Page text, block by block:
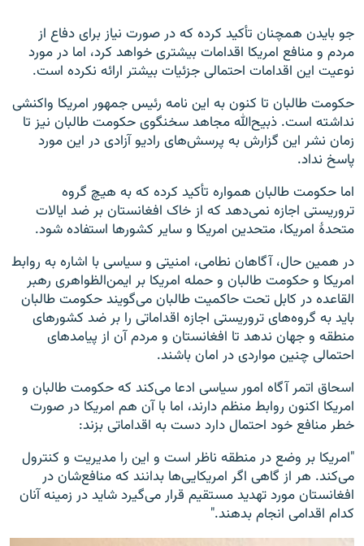
جو بایدن همچنان تأکید کرده که در صورت نیاز برای دفاع از
مردم و منافع امریکا اقدامات بیشتری خواهد کرد، اما در مورد
نوعیت این اقدامات احتمالی جزئیات بیشتر ارائه نکرده است.
حکومت طالبان تا کنون به این نامه رئیس جمهور امریکا واکنشی
نداشته است. ذبیح‌الله مجاهد سخنگوی حکومت طالبان نیز تا
زمان نشر این گزارش به پرسش‌های رادیو آزادی در این مورد
پاسخ نداد.
اما حکومت طالبان همواره تأکید کرده که به هیچ گروه
تروریستی اجازه نمی‌دهد که از خاک افغانستان بر ضد ایالات
متحدۀ امریکا، متحدین‌ امریکا و سایر کشورها استفاده شود.
در همین حال، آگاهان نطامی، امنیتی و سیاسی با اشاره به روابط
امریکا و حکومت طالبان و حمله امریکا بر ایمن‌الظواهری رهبر
القاعده در کابل تحت حاکمیت طالبان می‌گویند حکومت طالبان
باید به گروه‌های تروریستی اجازه اقداماتی را بر ضد کشورهای
منطقه و جهان ندهد تا افغانستان و مردم آن از پیامدهای
احتمالی چنین مواردی در امان باشند.
اسحاق اتمر آگاه امور سیاسی ادعا می‌کند که حکومت طالبان و
امریکا اکنون روابط منظم دارند، اما با آن هم امریکا در صورت
خطر منافع خود احتمال دارد دست به اقداماتی بزند:
"امریکا بر وضع در منطقه ناظر است و این را مدیریت و کنترول
می‌کند. هر از گاهی اگر امریکایی‌ها بدانند که منافع‌شان در
افغانستان مورد تهدید مستقیم قرار می‌گیرد شاید در زمینه آنان
کدام اقدامی انجام بدهند."